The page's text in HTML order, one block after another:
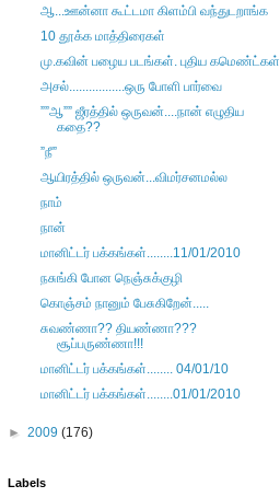
ஆ...ஊன்னா கூட்டமா கிளம்பி வந்துடறாங்க
10 தூக்க மாத்திரைகள்
மு.கவின் பழைய படங்கள். புதிய கமெண்ட்கள்
அசல்.................ஒரு போளி பார்வை
””ஆ”” ஜீரத்தில் ஒருவன்....நான் எழுதிய
கதை??
”நீ”
ஆயிரத்தில் ஒருவன்...விமர்சனமல்ல
நாம்
நான்
மானிட்டர் பக்கங்கள்........11/01/2010
நசுங்கி போன நெஞ்சுக்குழி
கொஞ்சம் நானும் பேசுகிறேன்.....
சுவண்ணா?? தியண்ணா???
சூப்பருண்ணா!!!
மானிட்டர் பக்கங்கள்........ 04/01/10
மானிட்டர் பக்கங்கள்........01/01/2010
► 2009 (176)
Labels